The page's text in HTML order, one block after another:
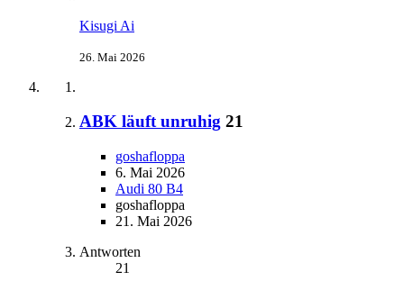
Kisugi Ai
26. Mai 2026
ABK läuft unruhig 21
goshafloppa
6. Mai 2026
Audi 80 B4
goshafloppa
21. Mai 2026
Antworten
21